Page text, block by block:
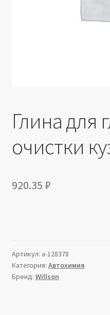
Глина для
очистки
920.35 ₽
Артикул: a-128378
Категория: Автохимия
Бренд: Willson